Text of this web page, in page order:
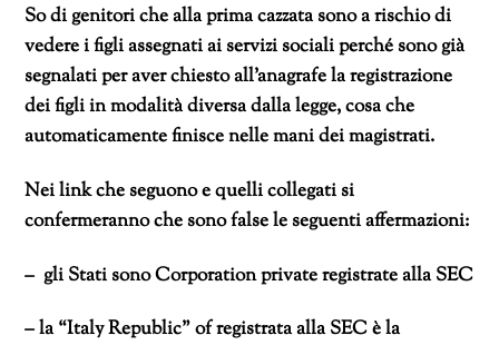
So di genitori che alla prima cazzata sono a rischio di
vedere i figli assegnati ai servizi sociali perché sono già
segnalati per aver chiesto all’anagrafe la registrazione
dei figli in modalità diversa dalla legge, cosa che
automaticamente finisce nelle mani dei magistrati.
Nei link che seguono e quelli collegati si
confermeranno che sono false le seguenti affermazioni:
– gli Stati sono Corporation private registrate alla SEC
– la “Italy Republic” of registrata alla SEC è la